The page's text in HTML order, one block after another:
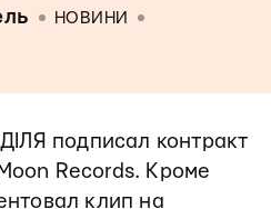
НОВИНИ
подписал контракт
Records. Кроме
клип на